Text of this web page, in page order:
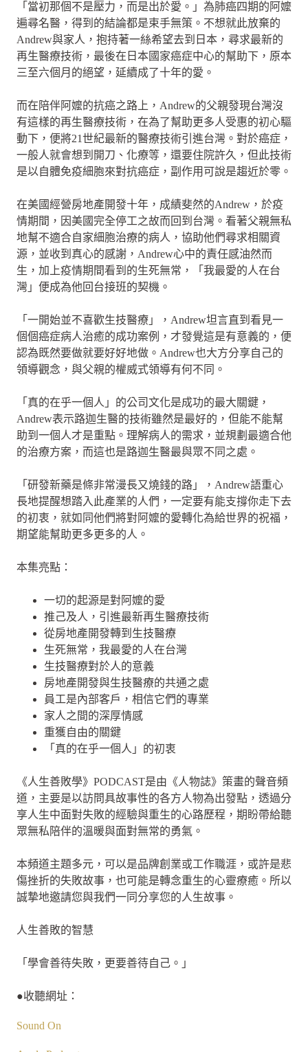
「當初那個不是壓力，而是出於愛。」為肺癌四期的阿嬤
遍尋名醫，得到的結論都是束手無策。不想就此放棄的
Andrew與家人，抱持著一絲希望去到日本，尋求最新的
再生醫療技術，最後在日本國家癌症中心的幫助下，原本
三至六個月的絕望，延續成了十年的愛。
而在陪伴阿嬤的抗癌之路上，Andrew的父親發現台灣沒
有這樣的再生醫療技術，在為了幫助更多人受惠的初心驅
動下，便將21世紀最新的醫療技術引進台灣。對於癌症，
一般人就會想到開刀、化療等，還要住院許久，但此技術
是以自體免疫細胞來對抗癌症，副作用可說是趨近於零。
在美國經營房地產開發十年，成績斐然的Andrew，於疫
情期間，因美國完全停工之故而回到台灣。看著父親無私
地幫不適合自家細胞治療的病人，協助他們尋求相關資
源，並收到真心的感謝，Andrew心中的責任感油然而
生，加上疫情期間看到的生死無常，「我最愛的人在台
灣」便成為他回台接班的契機。
「一開始並不喜歡生技醫療」，Andrew坦言直到看見一
個個癌症病人治癒的成功案例，才發覺這是有意義的，便
認為既然要做就要好好地做。Andrew也大方分享自己的
領導觀念，與父親的權威式領導有何不同。
「真的在乎一個人」的公司文化是成功的最大關鍵，
Andrew表示路迦生醫的技術雖然是最好的，但能不能幫
助到一個人才是重點。理解病人的需求，並規劃最適合他
的治療方案，而這也是路迦生醫最與眾不同之處。
「研發新藥是條非常漫長又燒錢的路」，Andrew語重心
長地提醒想踏入此產業的人們，一定要有能支撐你走下去
的初衷，就如同他們將對阿嬤的愛轉化為給世界的祝福，
期望能幫助更多更多的人。
本集亮點：
一切的起源是對阿嬤的愛
推己及人，引進最新再生醫療技術
從房地產開發轉到生技醫療
生死無常，我最愛的人在台灣
生技醫療對於人的意義
房地產開發與生技醫療的共通之處
員工是內部客戶，相信它們的專業
家人之間的深厚情感
重獲自由的關鍵
「真的在乎一個人」的初衷
《人生善敗學》PODCAST是由《人物誌》策畫的聲音頻
道，主要是以訪問具故事性的各方人物為出發點，透過分
享人生中面對失敗的經驗與重生的心路歷程，期盼帶給聽
眾無私陪伴的溫暖與面對無常的勇氣。
本頻道主題多元，可以是品牌創業或工作職涯，或許是悲
傷挫折的失敗故事，也可能是轉念重生的心靈療癒。所以
誠摯地邀請您與我們一同分享您的人生故事。
人生善敗的智慧
「學會善待失敗，更要善待自己。」
●收聽網址：
Sound On